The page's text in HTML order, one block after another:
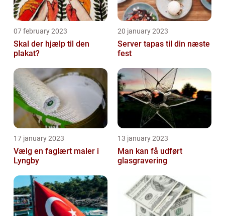
07 february 2023
Skal der hjælp til den
plakat?
20 january 2023
Server tapas til din næste
fest
17 january 2023
Vælg en faglært maler i
Lyngby
13 january 2023
Man kan få udført
glasgravering